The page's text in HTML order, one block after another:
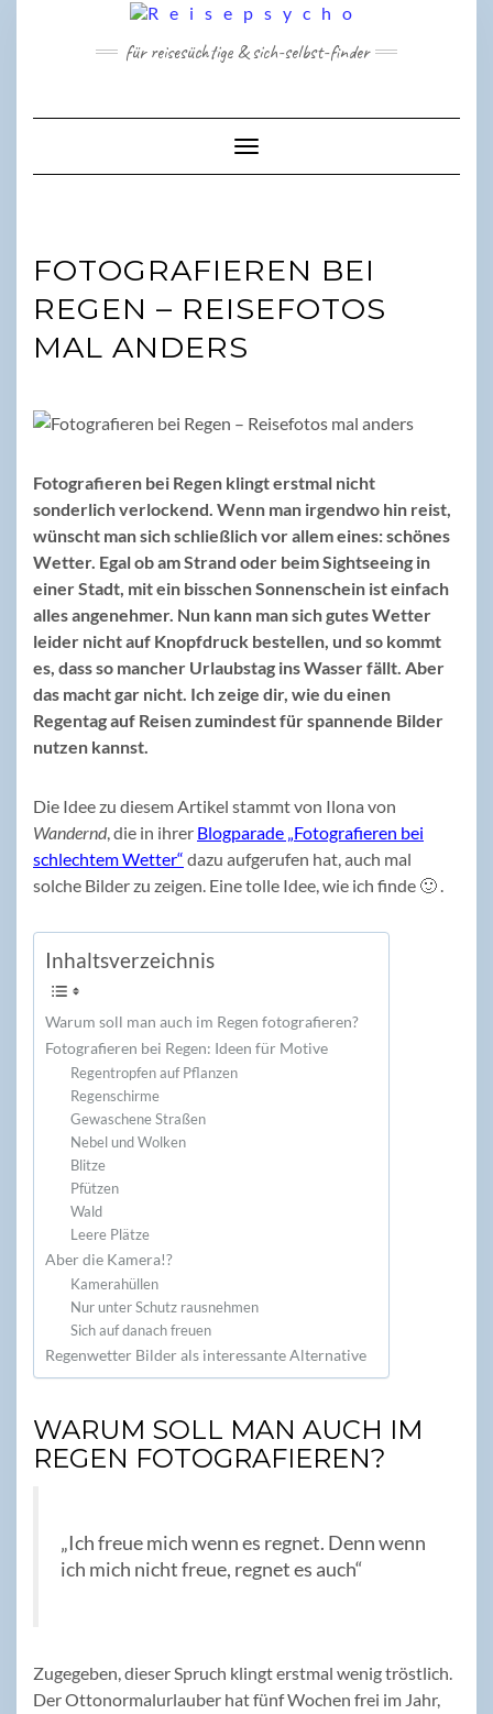
für reisesüchtige & sich-selbst-finder
Toggle Navigation
FOTOGRAFIEREN BEI
REGEN – REISEFOTOS
MAL ANDERS
Fotografieren bei Regen klingt erstmal nicht
sonderlich verlockend. Wenn man irgendwo hin reist,
wünscht man sich schließlich vor allem eines: schönes
Wetter. Egal ob am Strand oder beim Sightseeing in
einer Stadt, mit ein bisschen Sonnenschein ist einfach
alles angenehmer. Nun kann man sich gutes Wetter
leider nicht auf Knopfdruck bestellen, und so kommt
es, dass so mancher Urlaubstag ins Wasser fällt. Aber
das macht gar nicht. Ich zeige dir, wie du einen
Regentag auf Reisen zumindest für spannende Bilder
nutzen kannst.
Die Idee zu diesem Artikel stammt von Ilona von
Wandernd, die in ihrer Blogparade „Fotografieren bei
schlechtem Wetter“ dazu aufgerufen hat, auch mal
solche Bilder zu zeigen. Eine tolle Idee, wie ich finde 🙂 .
Inhaltsverzeichnis
Warum soll man auch im Regen fotografieren?
Fotografieren bei Regen: Ideen für Motive
Regentropfen auf Pflanzen
Regenschirme
Gewaschene Straßen
Nebel und Wolken
Blitze
Pfützen
Wald
Leere Plätze
Aber die Kamera!?
Kamerahüllen
Nur unter Schutz rausnehmen
Sich auf danach freuen
Regenwetter Bilder als interessante Alternative
WARUM SOLL MAN AUCH IM
REGEN FOTOGRAFIEREN?
„Ich freue mich wenn es regnet. Denn wenn
ich mich nicht freue, regnet es auch“
Zugegeben, dieser Spruch klingt erstmal wenig tröstlich.
Der Ottonormalurlauber hat fünf Wochen frei im Jahr,